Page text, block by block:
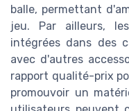
balle, permettant
jeu. Par ailleurs,
intégrées dans des
avec d'autres
rapport qualité-prix
promouvoir un